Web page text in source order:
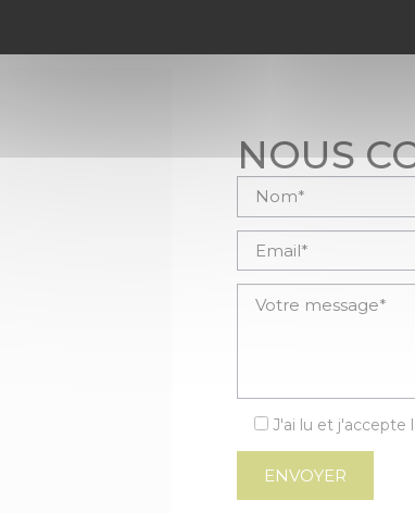
NOUS
Veuillez laisser ce
J'ai lu et j'accepte